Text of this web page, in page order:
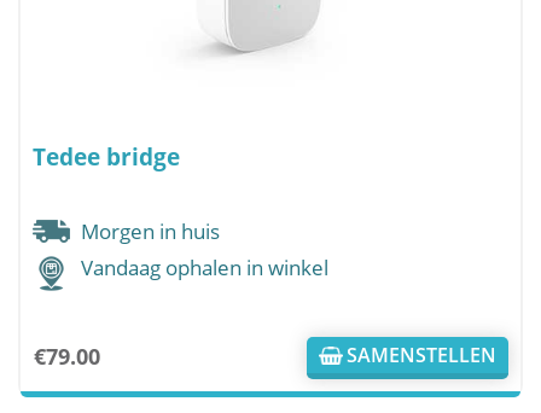
Tedee bridge
Morgen in huis
Vandaag ophalen in winkel
€79.00 SAMENSTELLEN